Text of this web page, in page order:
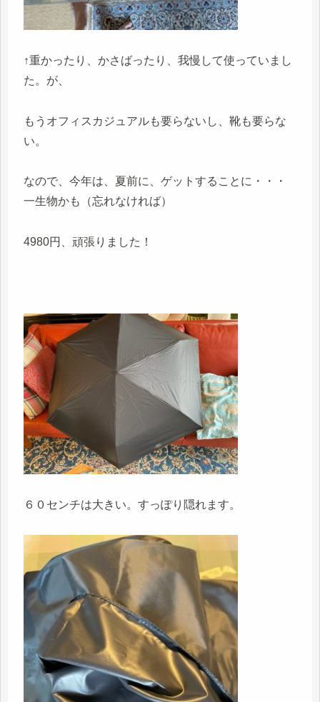
↑重かったり、かさばったり、我慢して使っていまし
た。が、
もうオフィスカジュアルも要らないし、靴も要らな
い。
なので、今年は、夏前に、ゲットすることに・・・
一生物かも（忘れなければ）
4980円、頑張りました！
６０センチは大きい。すっぽり隠れます。